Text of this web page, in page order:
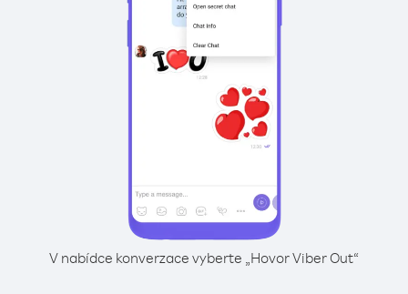
V nabídce konverzace vyberte „Hovor Viber Out“